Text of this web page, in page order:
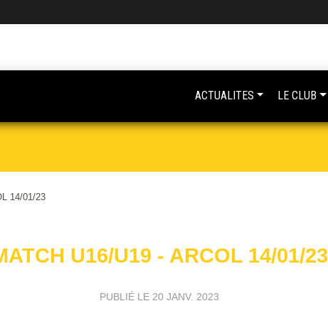
14/01/23
U16/U19 - ARCOL 14/01/23
PUBLIÉ LE 20 JANV. 2023
ACTUALITES LE CLUB